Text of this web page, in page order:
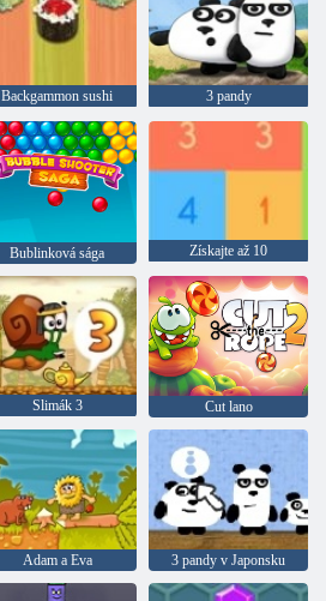
Backgammon sushi 3 pandy
Bublinková sága Získajte až 10
Slimák 3 Cut lano
Adam a Eva 3 pandy v Japonsku